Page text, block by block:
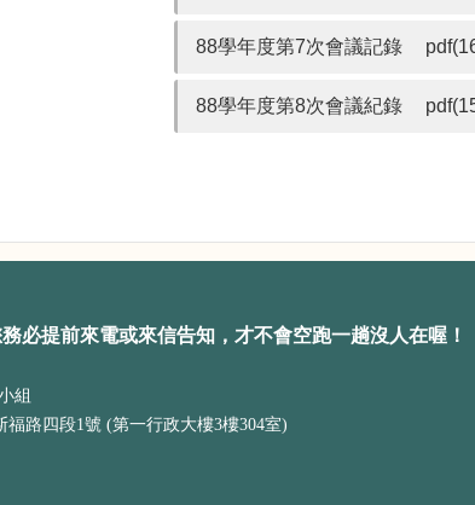
88學年度第7次會議記錄
88學年度第8次會議紀錄
必提前來電或來信告知，才不會空跑一趟沒人在喔！
組
路四段1號 (第一行政大樓3樓304室)